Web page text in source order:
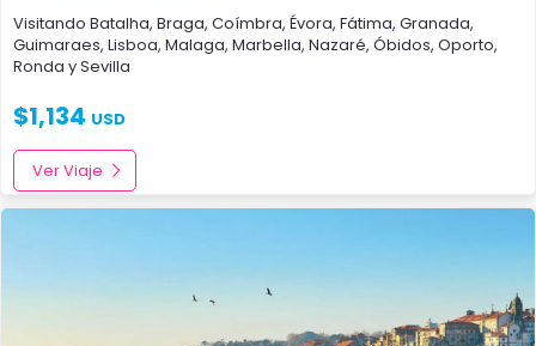
Visitando Batalha, Braga, Coímbra, Évora, Fátima, Granada,
Guimaraes, Lisboa, Malaga, Marbella, Nazaré, Óbidos, Oporto,
Ronda ySevilla
$1,134 USD
Ver Viaje